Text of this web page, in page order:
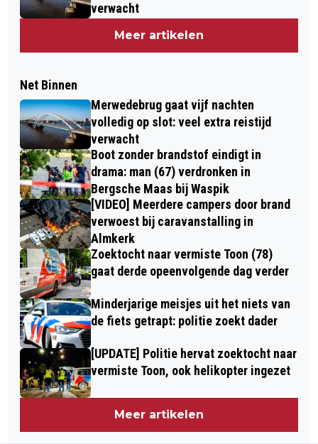
verwacht
Meer artikelen
Net Binnen
Merwedebrug gaat vijf nachten
volledig op slot: veel extra reistijd
verwacht
Boot zonder brandstof eindigt in
drama: man (67) verdronken in
Bergsche Maas bij Waspik
[VIDEO] Meerdere campers door brand
verwoest bij caravanstalling in
Almkerk
Zoektocht naar vermiste Toon (78)
gaat derde opeenvolgende dag verder
Minderjarige meisjes uit het niets van
de fiets getrapt: politie zoekt dader
[UPDATE] Politie hervat zoektocht naar
vermiste Toon, ook helikopter ingezet
Meer artikelen